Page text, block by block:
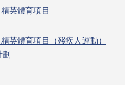
英體育項目
英體育項目（殘疾人運動）
劃